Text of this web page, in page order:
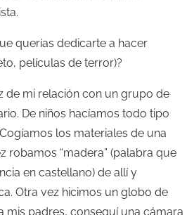
querías dedicarte a hacer
películas de terror)?
de mi relación con un grupo de
De niños hacíamos todo tipo
los materiales de una
robamos “madera” (palabra que
en castellano) de allí y
Otra vez hicimos un globo de
mis padres, conseguí una cámara